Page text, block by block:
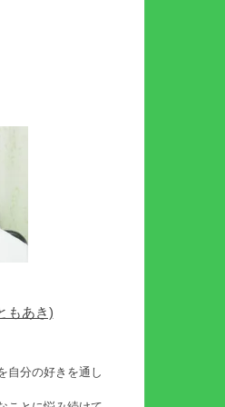
あき)
自分の好きを通し